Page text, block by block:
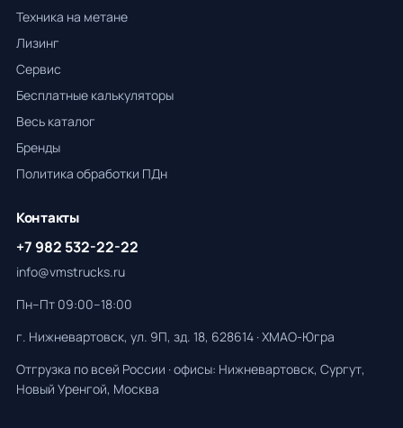
Техника на метане
Лизинг
Сервис
Бесплатные калькуляторы
Весь каталог
Бренды
Политика обработки ПДн
Контакты
+7 982 532-22-22
info@vmstrucks.ru
Пн–Пт 09:00–18:00
г. Нижневартовск, ул. 9П, зд. 18, 628614 · ХМАО-Югра
Отгрузка по всей России · офисы: Нижневартовск, Сургут,
Новый Уренгой, Москва